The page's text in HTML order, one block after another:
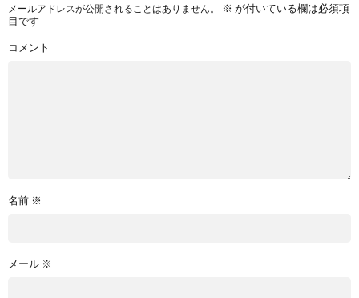
メールアドレスが公開されることはありません。 ※ が付いている欄は必須項
目です
コメント
名前 ※
メール ※